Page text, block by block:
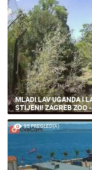
MLADI LAV UGANDA I
STIJENI! ZAGREB ZOO
95 PREGLED(A)